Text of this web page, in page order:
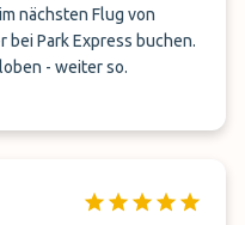
nächsten Flug von
Park Express buchen.
- weiter so.